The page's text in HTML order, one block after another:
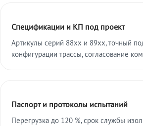
Спецификации и КП под проект
Артикулы серий 88xx и 89xx, точный
конфигурации трассы, согласование
Паспорт и протоколы испытаний
Перегрузка до 120 %, срок службы